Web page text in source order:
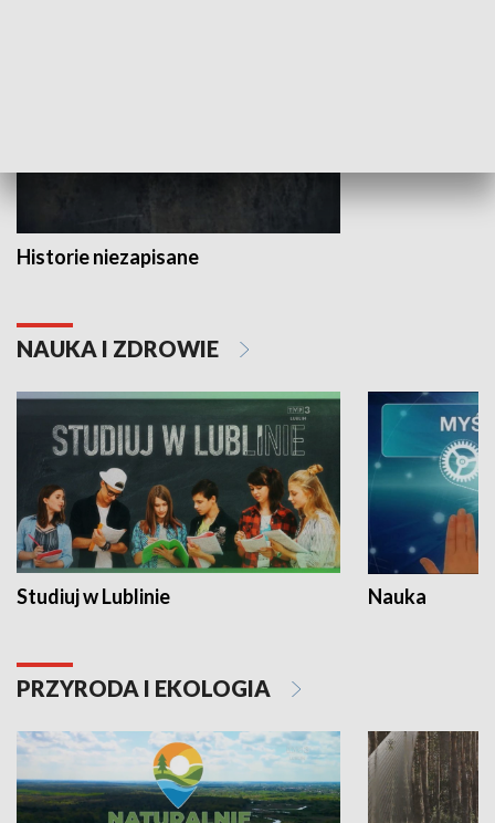
Historie niezapisane
NAUKA I ZDROWIE
Studiuj w Lublinie Nauka
PRZYRODA I EKOLOGIA